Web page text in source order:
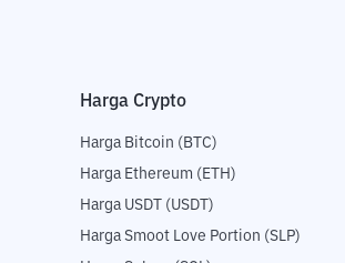
Harga Crypto
Harga Bitcoin (BTC)
Harga Ethereum (ETH)
Harga USDT (USDT)
Harga Smoot Love Portion (SLP)